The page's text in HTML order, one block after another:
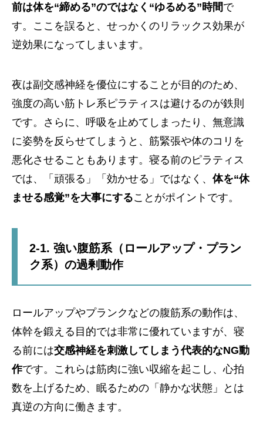
前は体を“締める”のではなく“ゆるめる”時間で
す。ここを誤ると、せっかくのリラックス効果が
逆効果になってしまいます。
夜は副交感神経を優位にすることが目的のため、
強度の高い筋トレ系ピラティスは避けるのが鉄則
です。さらに、呼吸を止めてしまったり、無意識
に姿勢を反らせてしまうと、筋緊張や体のコリを
悪化させることもあります。寝る前のピラティス
では、「頑張る」「効かせる」ではなく、 体を“休
ませる感覚”を大事にすることがポイントです。
2-1. 強い腹筋系（ロールアップ・プラン
ク系）の過剰動作
ロールアップやプランクなどの腹筋系の動作は、
体幹を鍛える目的では非常に優れていますが、寝
る前には交感神経を刺激してしまう代表的なNG動
作です。これらは筋肉に強い収縮を起こし、心拍
数を上げるため、眠るための「静かな状態」とは
真逆の方向に働きます。